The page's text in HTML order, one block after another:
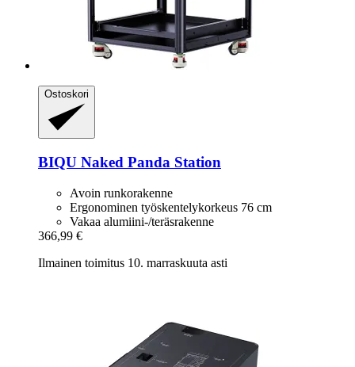
Ostoskori
BIQU Naked Panda Station
Avoin runkorakenne
Ergonominen työskentelykorkeus 76 cm
Vakaa alumiini-/teräsrakenne
366,99 €
Ilmainen toimitus 10. marraskuuta asti